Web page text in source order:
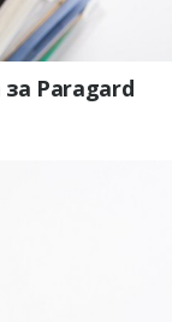
Paragard